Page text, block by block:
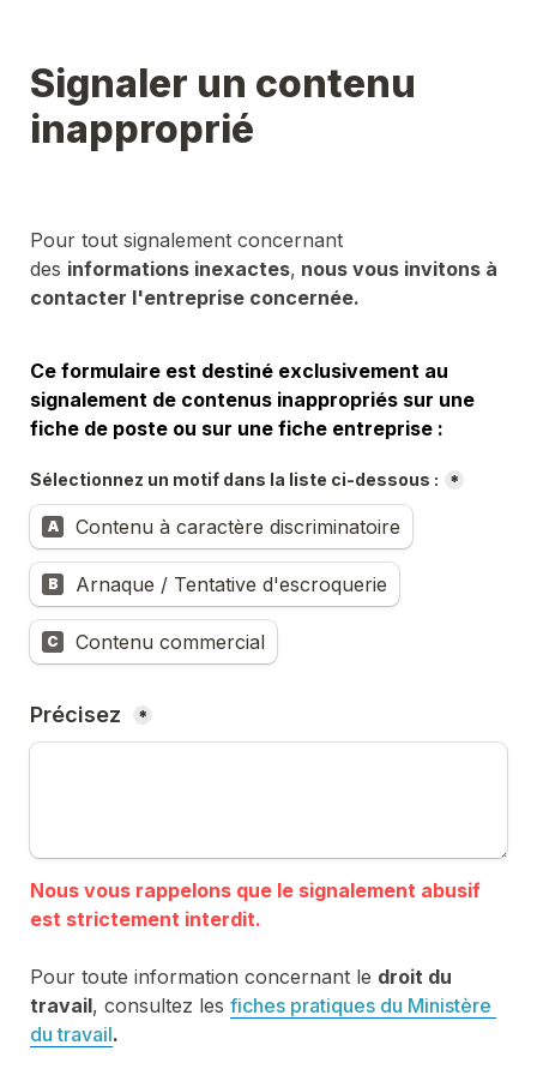
Signaler un contenu
inapproprié
Pour tout signalement concernant
des informations inexactes, nous vous invitons à
contacter l'entreprise concernée.
Ce formulaire est destiné exclusivement au
signalement de contenus inappropriés sur une
fiche de poste ou sur une fiche entreprise :
Sélectionnez un motif dans la liste ci-dessous : *
A Contenu à caractère discriminatoire
B Arnaque / Tentative d'escroquerie
C Contenu commercial
Précisez *
Nous vous rappelons que le signalement abusif
Pour toute information concernant le droit du
travail, consultez les fiches pratiques du Ministère
du travail